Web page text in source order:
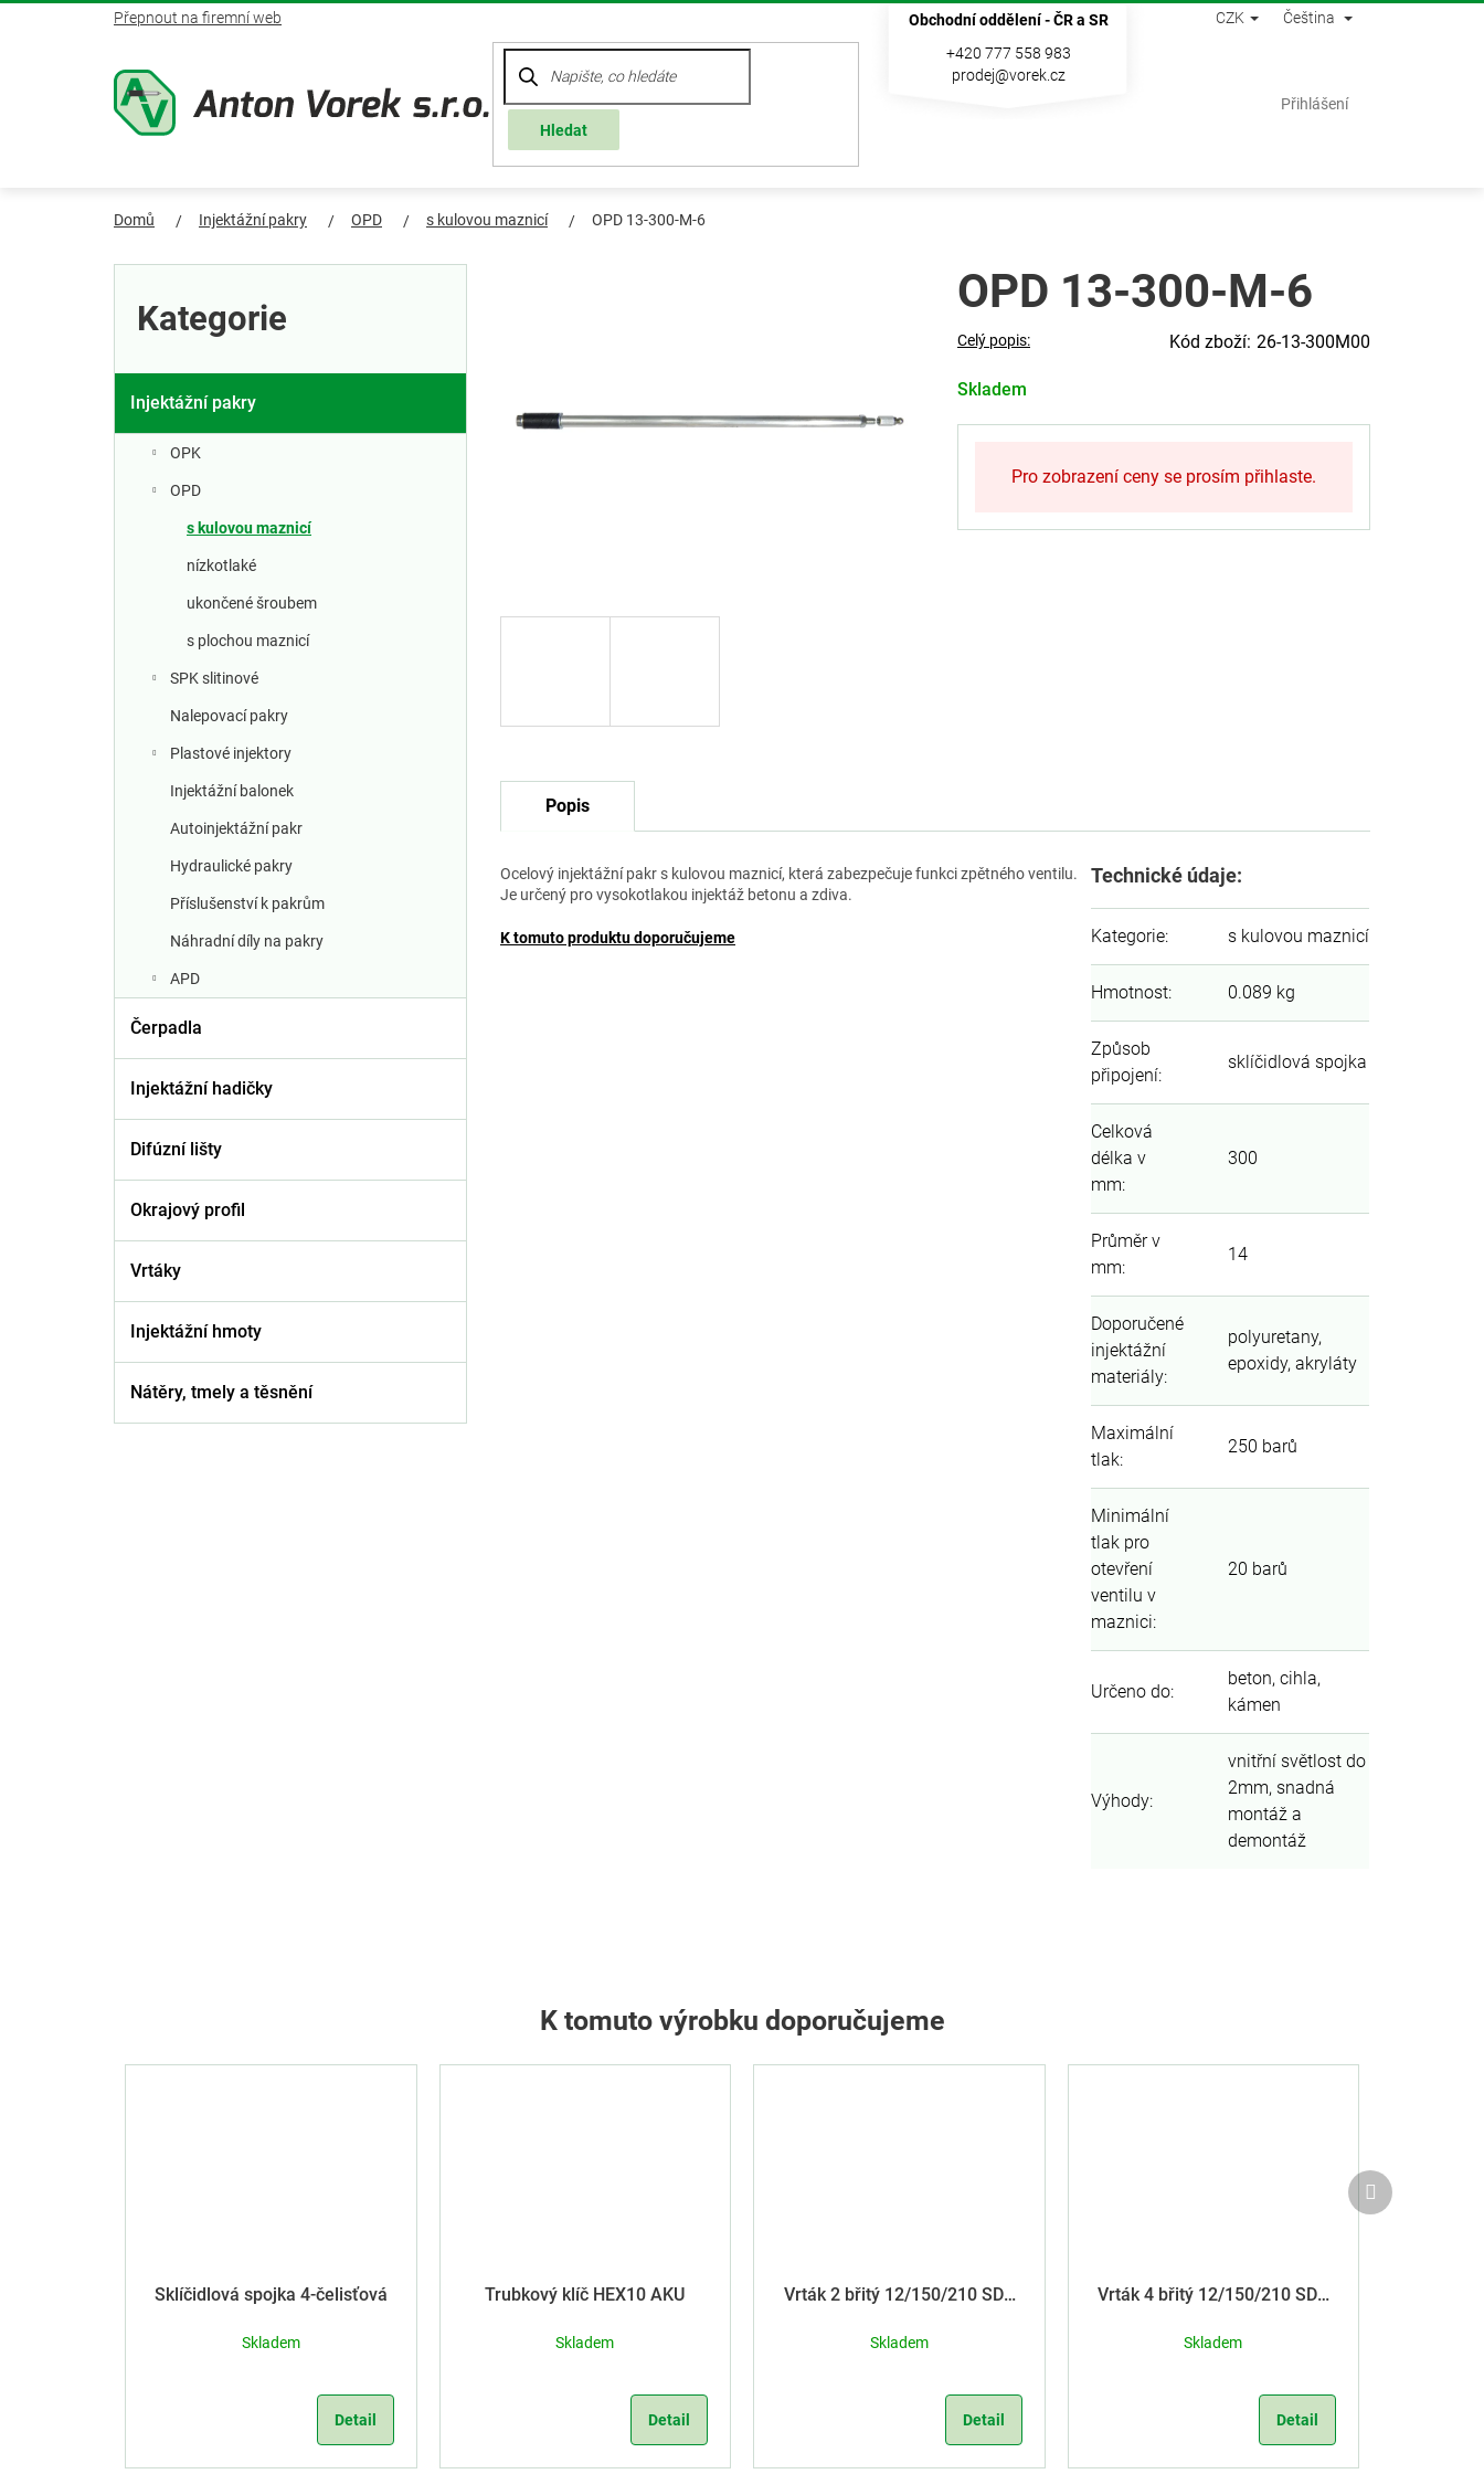
Přejít
Přepnout na firemní web
Obchodní oddělení - ČR a SR
+420 777 558 983
prodej@vorek.cz
CZK Čeština
Hledat
Přihlášení
Domů Injektážní pakry OPD s kulovou maznicí OPD 13-300-M-6
P
Kategorie
Injektážní pakry
OPK
OPD
s kulovou maznicí
nízkotlaké
ukončené šroubem
s plochou maznicí
SPK slitinové
Nalepovací pakry
Plastové injektory
Injektážní balonek
Autoinjektážní pakr
Hydraulické pakry
Příslušenství k pakrům
Náhradní díly na pakry
APD
Čerpadla
Injektážní hadičky
Difúzní lišty
Okrajový profil
Vrtáky
Injektážní hmoty
Nátěry, tmely a těsnění
OPD 13-300-M-6
Skladem
Celý popis: 26-13-300M00
Pro zobrazení ceny se prosím přihlaste.
Popis
Ocelový injektážní pakr s kulovou maznicí, která zabezpečuje funkci zpětného ventilu.
Je určený pro vysokotlakou injektáž betonu a zdiva.
K tomuto produktu doporučujeme
Technické údaje:
Kategorie: s kulovou maznicí
Hmotnost: 0.089 kg
Způsob
připojení:
sklíčidlová spojka
Celková
délka v
mm:
300
Průměr v
mm:
14
Doporučené
injektážní
materiály:
polyuretany,
epoxidy, akryláty
Maximální
tlak:
250 barů
Minimální
tlak pro
otevření
ventilu v
maznici:
20 barů
Určeno do:
beton, cihla,
kámen
Výhody:
vnitřní světlost do
2mm, snadná
montáž a
demontáž
K tomuto výrobku doporučujeme
Sklíčidlová spojka 4-čelisťová
Skladem
Detail
Trubkový klíč HEX10 AKU
Skladem
Detail
Vrták 2 břitý 12/150/210 SDS
Skladem
Detail
Vrták 4 břitý 12/150/210 SDS
Skladem
Detail
Další
produkt